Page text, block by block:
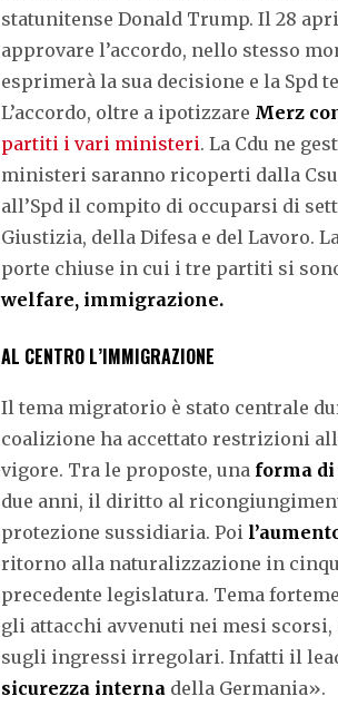
statunitense Donald Trump. Il 28
approvare l’accordo, nello stesso
esprimerà la sua decisione e la
L’accordo, oltre a ipotizzare Merz
partiti i vari ministeri. La Cdu ne
ministeri saranno ricoperti dalla
all’Spd il compito di occuparsi di
Giustizia, della Difesa e del Lavoro.
porte chiuse in cui i tre partiti si
welfare, immigrazione.
AL CENTRO L’IMMIGRAZIONE
Il tema migratorio è stato centrale
coalizione ha accettato restrizioni
vigore. Tra le proposte, una forma
due anni, il diritto al
protezione sussidiaria. Poi
ritorno alla naturalizzazione in
precedente legislatura. Tema
gli attacchi avvenuti nei mesi scorsi,
sugli ingressi irregolari. Infatti il
sicurezza interna della Germania».